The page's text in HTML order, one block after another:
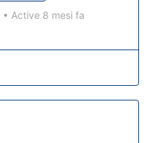
• Active 8 mesi fa